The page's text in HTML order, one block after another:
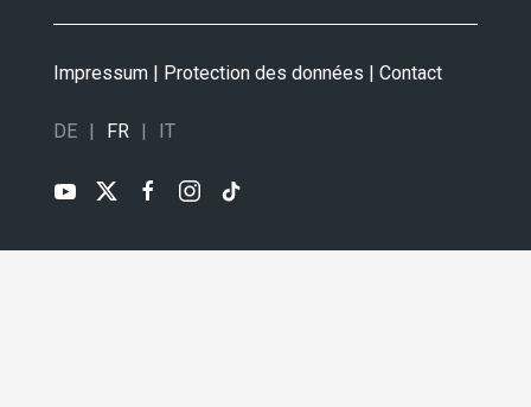
Impressum | Protection des données | Contact
DE FR IT